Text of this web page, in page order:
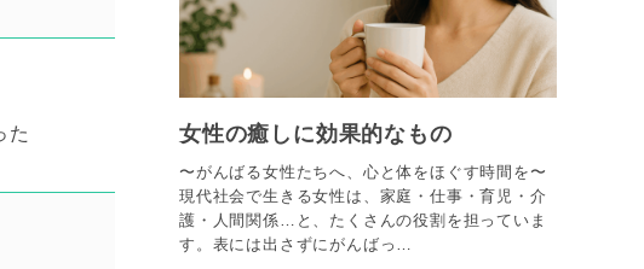
た
女性の癒しに効果的なもの
〜がんばる女性たちへ、心と体をほぐす時間を〜
現代社会で生きる女性は、家庭・仕事・育児・介
護・人間関係…と、たくさんの役割を担っていま
す。表には出さずにがんばっ…